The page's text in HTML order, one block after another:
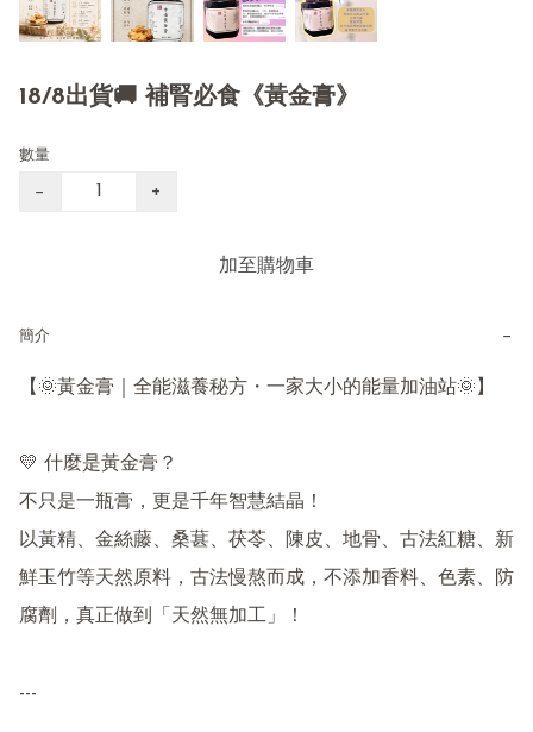
18/8出貨🚚 補腎必食《黃金膏》
數量
− +
加至購物車
簡介 −
【🌞黃金膏｜全能滋養秘方・一家大小的能量加油站🌞】
💛 什麼是黃金膏？
不只是一瓶膏，更是千年智慧結晶！
以黃精、金絲藤、桑葚、茯苓、陳皮、地骨、古法紅糖、新
鮮玉竹等天然原料，古法慢熬而成，不添加香料、色素、防
腐劑，真正做到「天然無加工」！
---